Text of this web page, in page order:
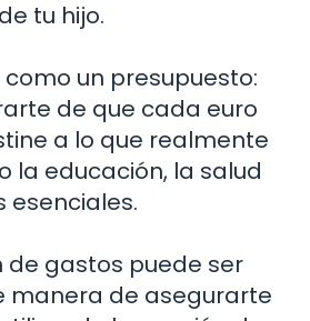
tu hijo.
como un presupuesto:
de que cada euro
a lo que realmente
la educación, la salud
esenciales.
de gastos puede ser
manera de asegurarte